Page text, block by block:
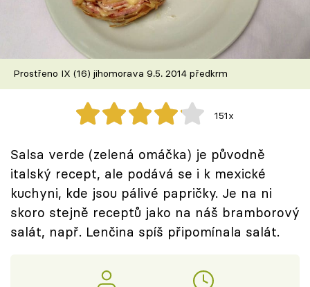
TV Program
Škola vaření
Recepty z TV
Speciál: Cuketa
Těhotnej kuchař
Sledujte prima+
Přihlášení
Prostřeno IX (16) jihomorava 9.5. 2014 předkrm
151x
Salsa verde (zelená omáčka) je původně
italský recept, ale podává se i k mexické
kuchyni, kde jsou pálivé papričky. Je na ni
skoro stejně receptů jako na náš bramborový
salát, např. Lenčina spíš připomínala salát.